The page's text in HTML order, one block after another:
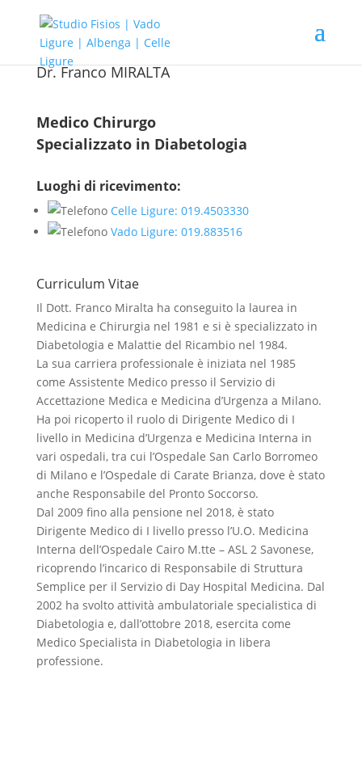
Dr. Franco MIRALTA
Medico Chirurgo
Specializzato in Diabetologia
Luoghi di ricevimento:
Celle Ligure: 019.4503330
Vado Ligure: 019.883516
Curriculum Vitae
Il Dott. Franco Miralta ha conseguito la laurea in
Medicina e Chirurgia nel 1981 e si è specializzato in
Diabetologia e Malattie del Ricambio nel 1984.
La sua carriera professionale è iniziata nel 1985
come Assistente Medico presso il Servizio di
Accettazione Medica e Medicina d’Urgenza a Milano.
Ha poi ricoperto il ruolo di Dirigente Medico di I
livello in Medicina d’Urgenza e Medicina Interna in
vari ospedali, tra cui l’Ospedale San Carlo Borromeo
di Milano e l’Ospedale di Carate Brianza, dove è stato
anche Responsabile del Pronto Soccorso.
Dal 2009 fino alla pensione nel 2018, è stato
Dirigente Medico di I livello presso l’U.O. Medicina
Interna dell’Ospedale Cairo M.tte – ASL 2 Savonese,
ricoprendo l’incarico di Responsabile di Struttura
Semplice per il Servizio di Day Hospital Medicina. Dal
2002 ha svolto attività ambulatoriale specialistica di
Diabetologia e, dall’ottobre 2018, esercita come
Medico Specialista in Diabetologia in libera
professione.